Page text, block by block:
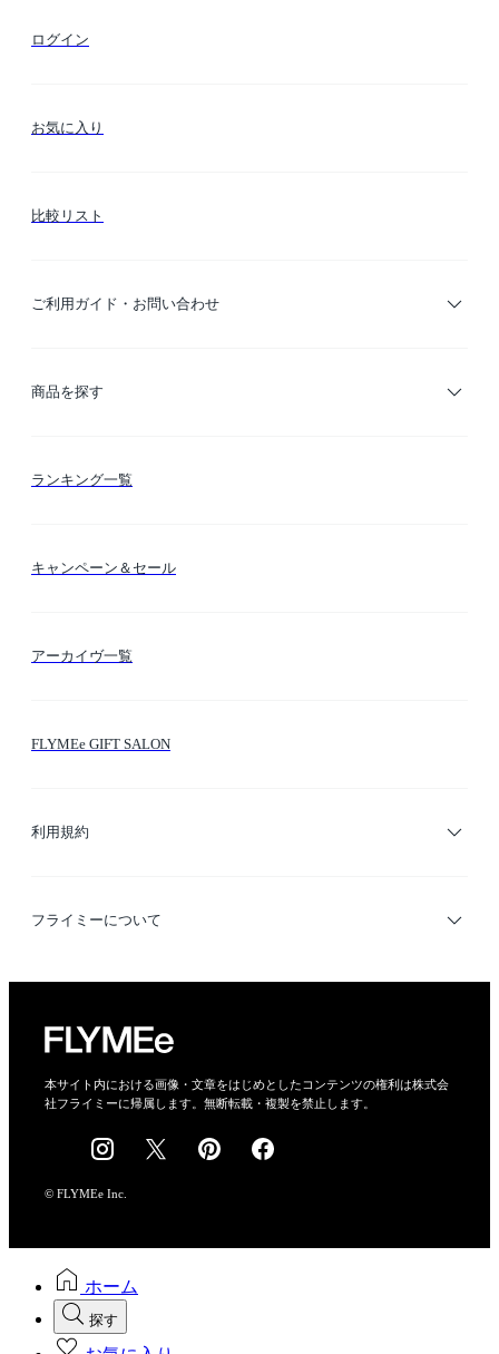
ログイン
お気に入り
比較リスト
ご利用ガイド・お問い合わせ
ご利用ガイド
商品を探す
カテゴリー検索
ランキング一覧
キャンペーン＆セール
アーカイヴ一覧
FLYMEe GIFT SALON
利用規約
利用規約
フライミーについて
会社概要
採用情報
本サイト内における画像・文章をはじめとしたコンテンツの権利は株式会
社フライミーに帰属します。無断転載・複製を禁止します。
© FLYMEe Inc.
ホーム
探す